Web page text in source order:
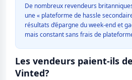
De nombreux revendeurs
une « plateforme de hassle
résultats d’épargne du week-end et
mais constant sans frais de
Les vendeurs paient-ils
Vinted?